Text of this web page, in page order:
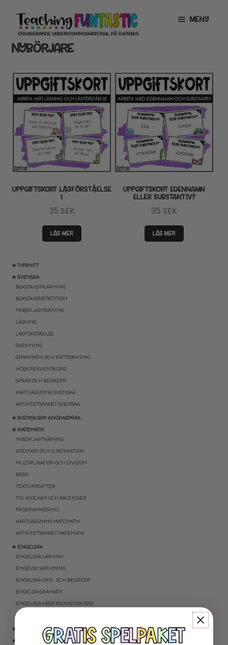
Hoppa
till
navigering
Gå
till
innehåll
MENY
INFO
MITT KONTO
GRATISMATERIAL
EXPANDERA
UNDERMENY
BUTIK
LICENSER
EXPANDERA
UNDERMENY
NYBÖRJARE
★ TYPSNITT
★ SVENSKA
BOKSTAVSINLÄRNING
BOKSTAVSREPETITION
NYBÖRJARTRÄNING
LÄSNING
LÄSFÖRSTÅELSE
SKRIVNING
GRAMMATIK OCH RÄTTSTAVNING
HÖGFREKVENTA ORD
SPRÅK OCH BEGREPP
KARTLÄGGNING SVENSKA
AKTIVITETSPAKET SVENSKA
★ SVENSK SOM ANDRASPRÅK
★ MATEMATIK
NYBÖRJARTRÄNING
ADDITION OCH SUBTRAKTION
MULTIPLIKATION OCH DIVISION
BRÅK
TEXTUPPGIFTER
TID: KLOCKAN OCH KALENDER
PROGRAMMERING
KARTLÄGGNING MATEMATIK
AKTIVITETSPAKET MATEMATIK
★ ENGELSKA
ENGELSKA LÄSNING
ENGELSK SKRIVNING
ENGELSKA ORD- OCH BEGREPP
ENGELSK GRAMATIK
ENGELSKA HÖGFREKVENTA ORD
ENGELSK MUNTLIGA FÄRDIGHET
★ UTOMHUSPEDAGOGIK
★ ANDRA ÄMNEN
UPPGIFTSKORT LÄSFÖRSTÅELSE
1
35 SEK
LÄS MER
UPPGIFTSKORT EGENNAMN
ELLER SUBSTANTIV?
35 SEK
LÄS MER